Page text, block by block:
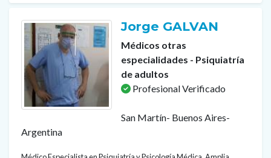
Jorge GALVAN
Médicos otras
especialidades - Psiquiatría
de adultos
Profesional Verificado
San Martín- Buenos Aires-
Argentina